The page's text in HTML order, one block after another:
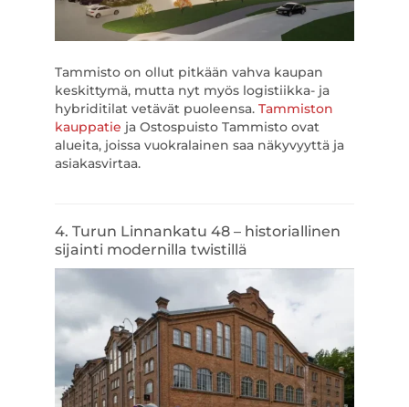
Tammisto on ollut pitkään vahva kaupan
keskittymä, mutta nyt myös logistiikka- ja
hybriditilat vetävät puoleensa. Tammiston
kauppatie ja Ostospuisto Tammisto ovat
alueita, joissa vuokralainen saa näkyvyyttä ja
asiakasvirtaa.
4. Turun Linnankatu 48 – historiallinen
sijainti modernilla twistillä